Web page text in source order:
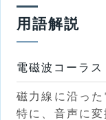
用語解説
電磁波コーラス
磁力線に沿っ
特に、音声に